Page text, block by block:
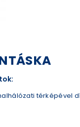
térképével